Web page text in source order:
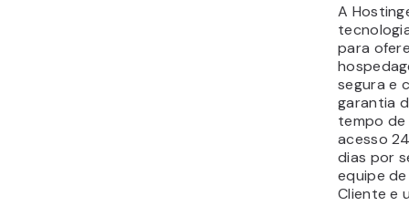
A
para
segura e
garantia
tempo
acesso
dias por
equipe
Cliente e